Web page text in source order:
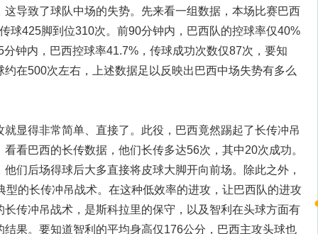
导致了球队中场的失势。先来看一组数据，本场比赛巴西
球425脚到位310次。前90分钟内，巴西队的控球率仅40%
钟内，巴西控球率41.7%，传球成功次数仅87次，要知
在500次左右，上述数据足以反映出巴西中场失势有多么
显得非常简单、直接了。此役，巴西竟然踢起了长传冲吊
看巴西的长传数据，他们长传多达56次，其中20次成功。
们后场得球后大多直接将皮球大脚开向前场。除此之外，
型的长传冲吊战术。在这种低效率的进攻，让巴西队的进攻
传冲吊战术，是斯科拉里的保守，以及智利在头球方面有
果。要知道智利的平均身高仅176公分，巴西主攻头球也